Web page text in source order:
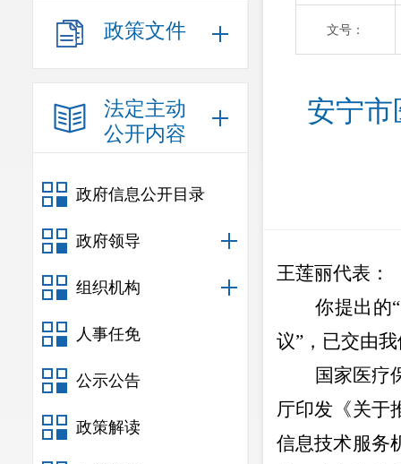
政策文件
法定主动
公开内容
政府信息公开目录
政府领导
组织机构
人事任免
公示公告
政策解读
文号：
安宁
王莲丽代表：
你提出的“
议” ，已交由
国家医疗
厅印发《关于
信息技术服务